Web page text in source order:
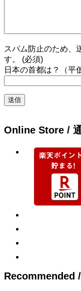
スパム防止のため、
す。 (必須)
日本の首都は？（平
Online Store /
Recommended